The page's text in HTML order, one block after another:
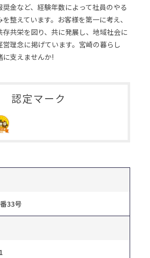
金など、経験年数によって社員のやる
整えています。お客様を第一に考え、
存共栄を図り、共に発展し、地域社会に
理念に掲げています。宮崎の暮らし
に支えませんか!
認定マーク
33号